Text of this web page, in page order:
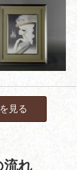
見る
流れ